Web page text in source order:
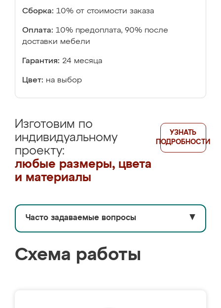
Сборка: 10% от стоимости заказа
Оплата: 10% предоплата, 90% после
доставки мебели
Гарантия: 24 месяца
Цвет: на выбор
Изготовим по
индивидуальному
проекту:
любые размеры, цвета
и материалы
УЗНАТЬ
ПОДРОБНОСТИ
Часто задаваемые вопросы ▼
Схема работы